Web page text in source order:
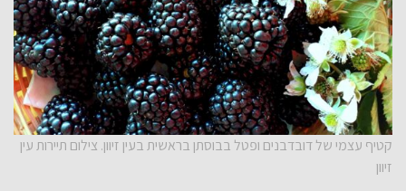
קטיף עצמי של דובדבנים ופטל בבוסתן בראשית בעין זיוון. צילום תיירות עין
זיוון